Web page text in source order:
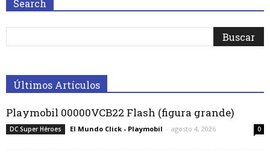
Search
Últimos Artículos
Playmobil 00000VCB22 Flash (figura grande)
DC Super Héroes El Mundo Click - Playmobil - agosto 4, 2026 0